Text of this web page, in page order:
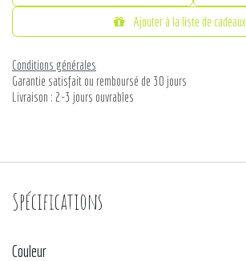
Ajouter à la liste de cadeaux
Conditions générales
Garantie satisfait ou remboursé de 30 jours
Livraison : 2-3 jours ouvrables
Spécifications
Couleur